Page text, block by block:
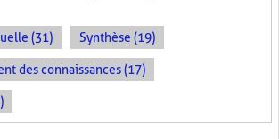
(31) Synthèse (19)
des connaissances (17)